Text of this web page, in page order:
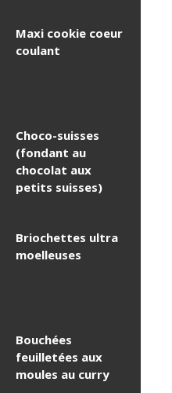
Maxi cookie coeur
coulant
Choco-suisses
(fondant au
chocolat aux
petits suisses)
Briochettes ultra
moelleuses
Bouchées
feuilletées aux
moules au curry